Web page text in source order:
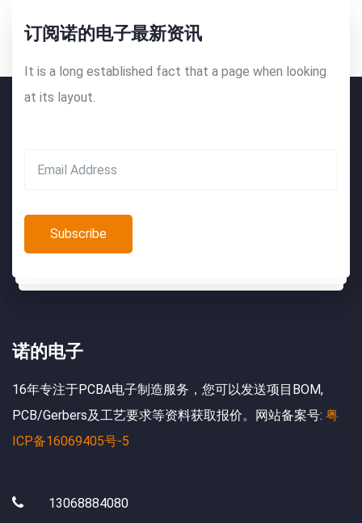
订阅诺的电子最新资讯
It is a long established fact that a page when looking
at its layout.
诺的电子
16年专注于PCBA电子制造服务，您可以发送项目BOM,
PCB/Gerbers及工艺要求等资料获取报价。网站备案号: 粤
ICP备16069405号-5
13068884080